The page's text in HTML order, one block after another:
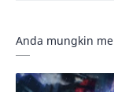
Anda mungkin